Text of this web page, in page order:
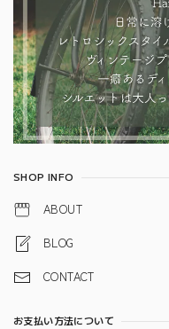
SHOP INFO
ABOUT
BLOG
CONTACT
お支払い方法について